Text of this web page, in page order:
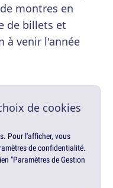
montres en
de billets et
à venir l'année
de cookies
Pour l'afficher, vous
de confidentialité.
"Paramètres de Gestion